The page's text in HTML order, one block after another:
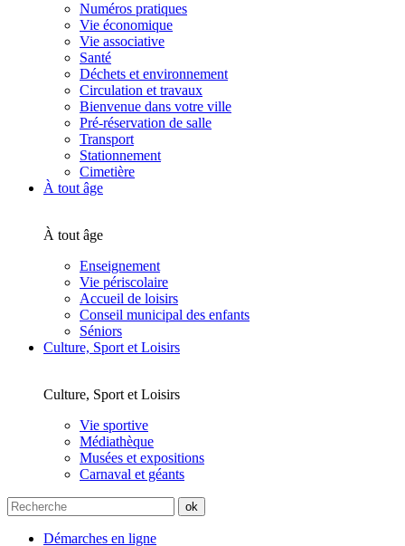
Numéros pratiques
Vie économique
Vie associative
Santé
Déchets et environnement
Circulation et travaux
Bienvenue dans votre ville
Pré-réservation de salle
Transport
Stationnement
Cimetière
À tout âge
À tout âge
Enseignement
Vie périscolaire
Accueil de loisirs
Conseil municipal des enfants
Séniors
Culture, Sport et Loisirs
Culture, Sport et Loisirs
Vie sportive
Médiathèque
Musées et expositions
Carnaval et géants
Démarches en ligne